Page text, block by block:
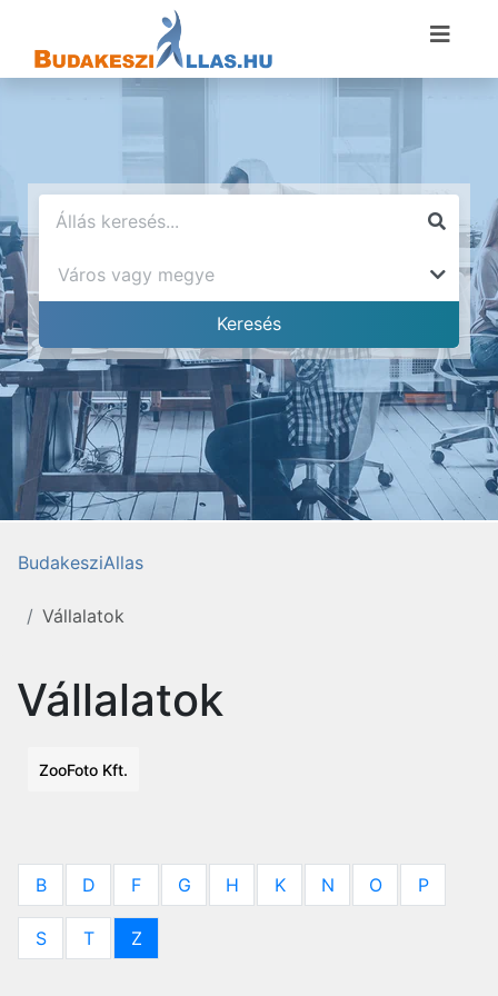
BudakesziAllas
Vállalatok
Vállalatok
ZooFoto Kft.
B D F G H K N O P
S T Z